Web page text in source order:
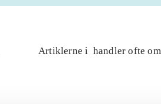
Artiklerne i handler ofte om